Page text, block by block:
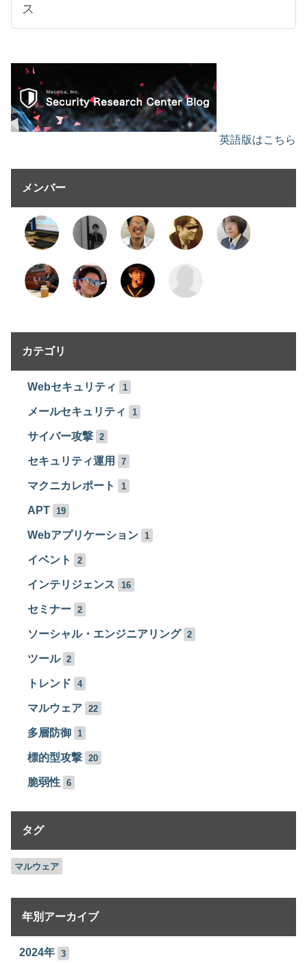
ス
英語版はこちら
メンバー
カテゴリ
Webセキュリティ 1
メールセキュリティ 1
サイバー攻撃 2
セキュリティ運用 7
マクニカレポート 1
APT 19
Webアプリケーション 1
イベント 2
インテリジェンス 16
セミナー 2
ソーシャル・エンジニアリング 2
ツール 2
トレンド 4
マルウェア 22
多層防御 1
標的型攻撃 20
脆弱性 6
タグ
マルウェア
年別アーカイブ
2024年 3